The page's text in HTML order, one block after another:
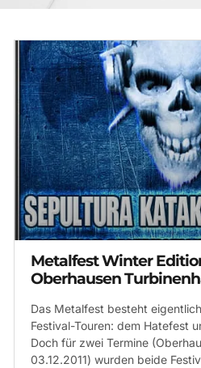
Metalfest Winter Edition
Oberhausen
Das Metalfest besteht
Festival-Touren: dem Hatefest
Doch für zwei Termine
03.12.2011) wurden beide